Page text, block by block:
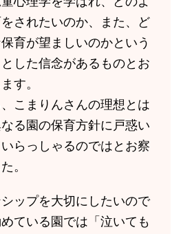
されたいのか、また、ど
育が望ましいのかという
した信念があるものとお
す。
こまりんさんの理想とは
る園の保育方針に戸惑い
らっしゃるのではとお察
。
シップを大切にしたいので
ている園では「泣いても